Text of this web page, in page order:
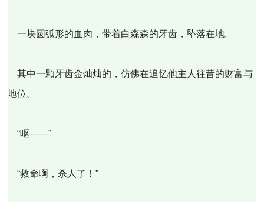
一块圆弧形的血肉，带着白森森的牙齿，坠落在地。
其中一颗牙齿金灿灿的，仿佛在追忆他主人往昔的财富与
地位。
“呕——”
“救命啊，杀人了！”